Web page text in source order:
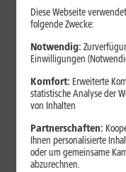
Geräte & Hardware
Smartwatch
unterstützt
Eine Smartwatch
sichtbar. Erfahre, wie
keine medizinische
Mehr erfahren
Diese Webseite
folgende Zwecke:
Notwendig:
Einwilligungen
Komfort: Erweiterte
statistische Analyse der
von Inhalten
Partnerschaften:
Ihnen personalisierte
oder um gemeinsame
abzurechnen.